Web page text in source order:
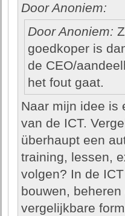
Door Anoniem:
Door Anoniem:
goedkoper is
de CEO/
het fout gaat.
Naar mijn idee is
van de ICT.
überhaupt een
training, lessen,
volgen? In de
bouwen,
vergelijkbare